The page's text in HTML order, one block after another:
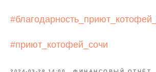
#приют_котофей_сочи